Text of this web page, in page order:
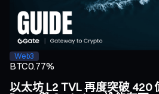
Web3
BTC0.77%
以太坊 L2 TVL 再度突破 420